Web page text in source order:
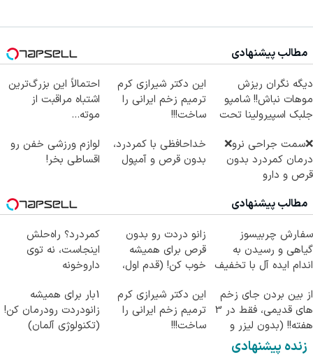
مطالب پیشنهادی
دیگه نگران ریزش
موهات نباش!! شامپو
جلبک اسپیرولینا تحت
این دکتر شیرازی کرم
ترمیم زخم ایرانی را
ساخت!!!
احتمالاً این بزرگ‌ترین
اشتباه مراقبت از
موته...
❌سمت جراحی نرو❌
درمان کمردرد بدون
قرص و دارو
خداحافظی با کمردرد،
بدون قرص و آمپول
لوازم ورزشی خفن رو
اقساطی بخر!
مطالب پیشنهادی
سفارش چربیسوز
گیاهی و رسیدن به
اندام ایده آل با تخفیف
زانو دردت رو بدون
قرص برای همیشه
خوب کن! (قدم اول،
کمردرد؟ راه‌حلش
اینجاست، نه توی
داروخونه
از بین بردن جای زخم
های قدیمی، فقط در 3
هفته!! (بدون لیزر و
جراحی)
این دکتر شیرازی کرم
ترمیم زخم ایرانی را
ساخت!!!
1بار برای همیشه
زانودردت رودرمان کن!
(تکنولوژی آلمان)
زنده پیشنهادی